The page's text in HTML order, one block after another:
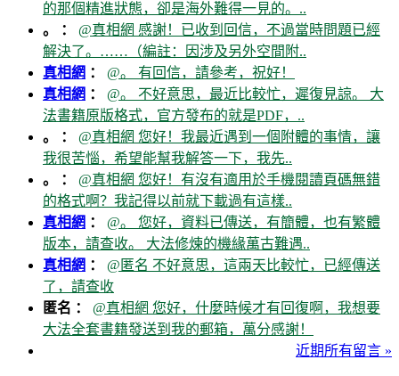
的那個精進狀態，卻是海外難得一見的。..
。 ： @真相網 感謝！已收到回信，不過當時問題已經
解決了。……（編註：因涉及另外空間附..
真相網 ： @。 有回信，請參考，祝好！
真相網 ： @。 不好意思，最近比較忙，遲復見諒。 大
法書籍原版格式，官方發布的就是PDF，..
。 ： @真相網 您好！我最近遇到一個附體的事情，讓
我很苦惱，希望能幫我解答一下，我先..
。 ： @真相網 您好！有沒有適用於手機閱讀頁碼無錯
的格式啊？我記得以前就下載過有這樣..
真相網 ： @。 您好，資料已傳送，有簡體，也有繁體
版本，請查收。 大法修煉的機緣萬古難遇..
真相網 ： @匿名 不好意思，這兩天比較忙，已經傳送
了，請查收
匿名 ： @真相網 您好，什麼時候才有回復啊，我想要
大法全套書籍發送到我的郵箱，萬分感謝！
近期所有留言 »